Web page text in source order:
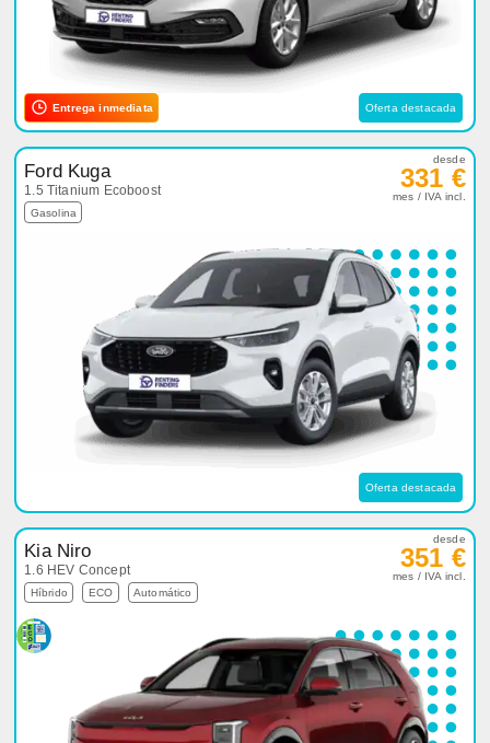
Entrega inmediata Oferta destacada
Ford Kuga
1.5 Titanium Ecoboost
Gasolina
desde
331 €
mes / IVA incl.
Oferta destacada
Kia Niro
1.6 HEV Concept
Híbrido ECO Automático
desde
351 €
mes / IVA incl.